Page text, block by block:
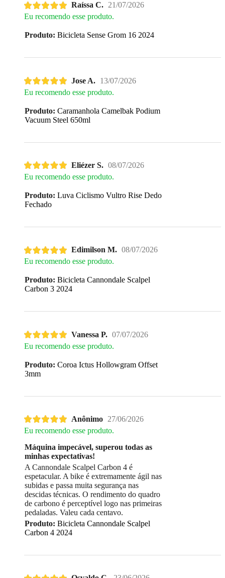
Raíssa C. 21/07/2026
Eu recomendo esse produto.
Produto: Bicicleta Sense Grom 16 2024
Jose A. 13/07/2026
Eu recomendo esse produto.
Produto: Caramanhola Camelbak Podium
Vacuum Steel 650ml
Eliézer S. 08/07/2026
Eu recomendo esse produto.
Produto: Luva Ciclismo Vultro Rise Dedo
Fechado
Edimilson M. 08/07/2026
Eu recomendo esse produto.
Produto: Bicicleta Cannondale Scalpel
Carbon 3 2024
Vanessa P. 07/07/2026
Eu recomendo esse produto.
Produto: Coroa Ictus Hollowgram Offset
3mm
Anônimo 27/06/2026
Eu recomendo esse produto.
Máquina impecável, superou todas as
minhas expectativas!
A Cannondale Scalpel Carbon 4 é
espetacular. A bike é extremamente ágil nas
subidas e passa muita segurança nas
descidas técnicas. O rendimento do quadro
de carbono é perceptível logo nas primeiras
pedaladas. Valeu cada centavo.
Produto: Bicicleta Cannondale Scalpel
Carbon 4 2024